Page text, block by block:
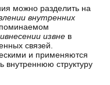
можно разделить на
внутренних
извне в
связей.
и применяются
внутреннюю структуру